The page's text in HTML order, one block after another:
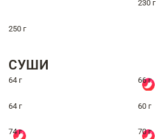
230 г
250 г
СУШИ
64 г 66 г
64 г 60 г
74 г 70 г